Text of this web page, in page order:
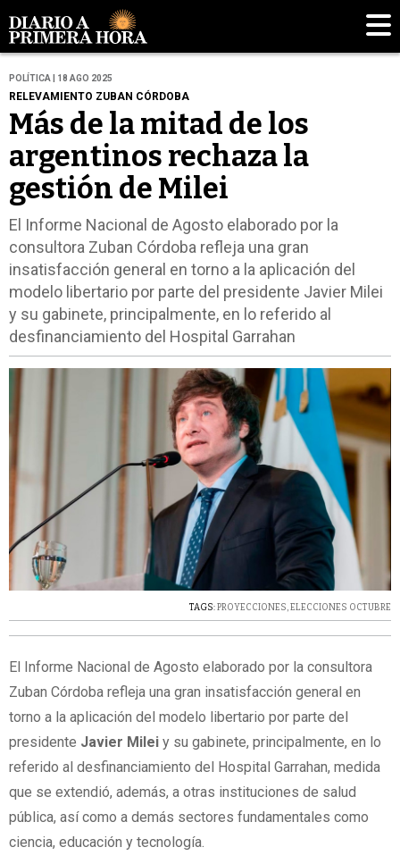
POLÍTICA | 18 AGO 2025
RELEVAMIENTO ZUBAN CÓRDOBA
Más de la mitad de los
argentinos rechaza la
gestión de Milei
El Informe Nacional de Agosto elaborado por la
consultora Zuban Córdoba refleja una gran
insatisfacción general en torno a la aplicación del
modelo libertario por parte del presidente Javier Milei
y su gabinete, principalmente, en lo referido al
desfinanciamiento del Hospital Garrahan
TAGS:PROYECCIONES,ELECCIONES OCTUBRE
El Informe Nacional de Agosto elaborado por la consultora
Zuban Córdoba refleja una gran insatisfacción general en
torno a la aplicación del modelo libertario por parte del
presidente Javier Milei y su gabinete, principalmente, en lo
referido al desfinanciamiento del Hospital Garrahan, medida
que se extendió, además, a otras instituciones de salud
pública, así como a demás sectores fundamentales como
ciencia, educación y tecnología.